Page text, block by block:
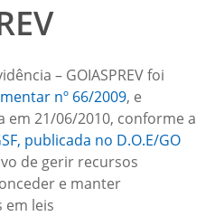
– GOIASPREV foi
nº 66/2009, e
em 21/06/2010, conforme a
publicada no D.O.E/GO
de gerir recursos
e manter
em leis